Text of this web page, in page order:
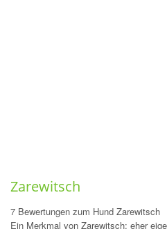
Zarewitsch
7 Bewertungen zum Hund Zarewitsch
Ein Merkmal von Zarewitsch: eher